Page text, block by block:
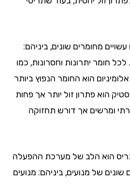
מחומרים שונים, ביניהם:
יתרונות וחסרונות, כמו
הוא החומר הנפוץ ביותר
פתרון זול יותר אך פחות
אך דורש תחזוקה
הלב של מערכת ההפעלה
של מנועים, ביניהם: מנועים